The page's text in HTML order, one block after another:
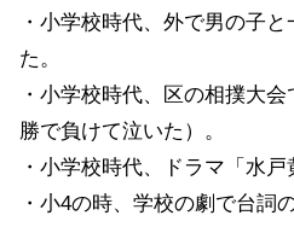
・小学校時代、外で男の子
た。
・小学校時代、区の相撲大
勝で負けて泣いた）。
・小学校時代、ドラマ「水戸
・小4の時、学校の劇で台詞